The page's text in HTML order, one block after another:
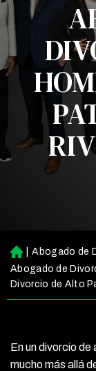
Ini
ci
o
Abogado de
Abogado de
Divorcio de Alto
En un divorcio
mucho más allá